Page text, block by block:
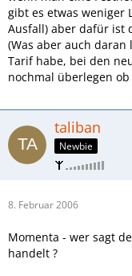
gibt es etwas weniger
Ausfall) aber dafür ist
(Was aber auch
Tarif habe, bei den
nochmal überlegen
taliban
Newbie
8. Februar 2006
Momenta - wer sagt
handelt ?